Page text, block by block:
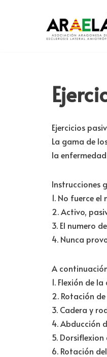
Ejercicios
La gama de
la
Instrucciones
1. No fuerce
2. Activo,
3. El numero
4. Nunca
A
1. Flexión de
2. Rotación
3. Cadera y
4. Abducción
5.
6. Rotación